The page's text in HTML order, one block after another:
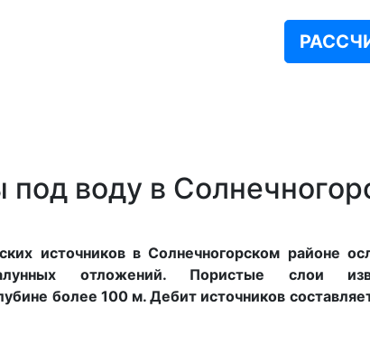
воду в
источников в Солнечногорском районе
отложений. Пористые слои
более 100 м. Дебит источников